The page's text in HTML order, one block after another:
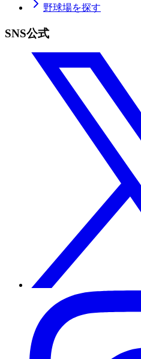
野球場を探す
SNS公式